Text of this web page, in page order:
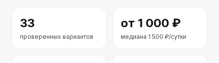
33
проверенных вариантов
от 1 000 ₽
медиана 1 500 ₽/сутки